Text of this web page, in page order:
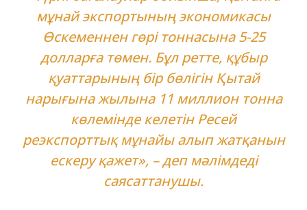
мұнай экспортының экономикасы
Өскеменнен гөрі тоннасына 5-25
долларға төмен. Бұл ретте, құбыр
қуаттарының бір бөлігін Қытай
нарығына жылына 11 миллион тонна
көлемінде келетін Ресей
реэкспорттық мұнайы алып жатқанын
ескеру қажет», – деп мәлімдеді
саясаттанушы.